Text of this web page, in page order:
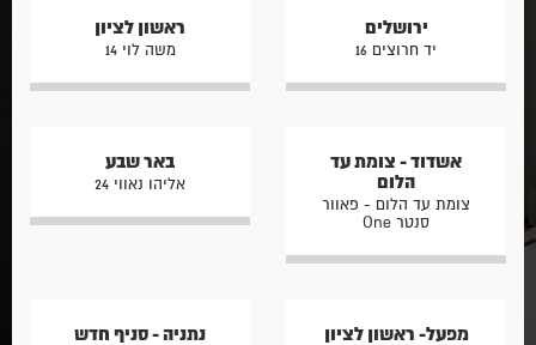
ירושלים
יד חרוצים 16
ראשון לציון
משה לוי 14
אשדוד - צומת עד
הלום
צומת עד הלום - פאוור
סנטר One
באר שבע
אליהו נאווי 24
מפעל- ראשון לציון נתניה - סניף חדש